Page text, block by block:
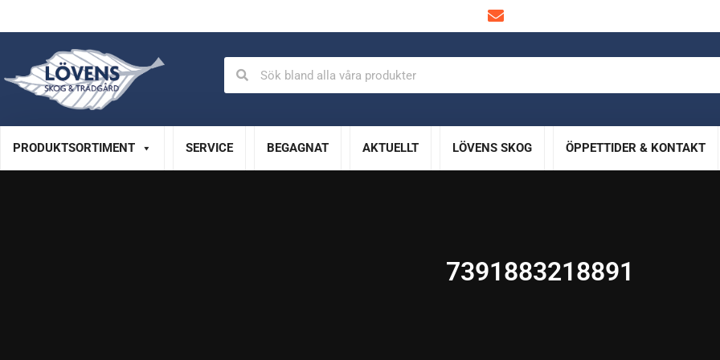
PRODUKTSORTIMENT SERVICE BEGAGNAT AKTUELLT LÖVENS SKOG ÖPPETTIDER & KONTAKT
7391883218891